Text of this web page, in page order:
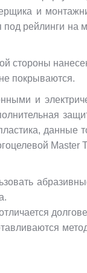
и
рейлинги на
стороны
покрываются.
и
данные
Master